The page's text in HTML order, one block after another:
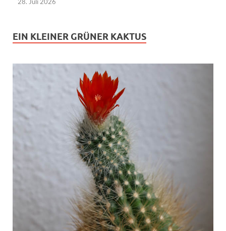
EIN KLEINER GRÜNER KAKTUS